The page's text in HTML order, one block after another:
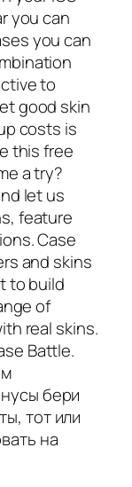
you can
you can
to
good skin
costs is
this free
a try?
let us
feature
Case
and skins
to build
of
real skins.
Battle.
бери
тот или
на